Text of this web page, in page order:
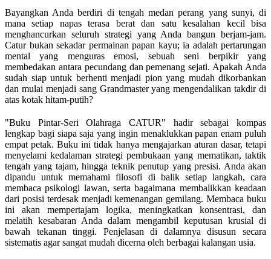
Bayangkan Anda berdiri di tengah medan perang yang sunyi, di
mana setiap napas terasa berat dan satu kesalahan kecil bisa
menghancurkan seluruh strategi yang Anda bangun berjam-jam.
Catur bukan sekadar permainan papan kayu; ia adalah pertarungan
mental yang menguras emosi, sebuah seni berpikir yang
membedakan antara pecundang dan pemenang sejati. Apakah Anda
sudah siap untuk berhenti menjadi pion yang mudah dikorbankan
dan mulai menjadi sang Grandmaster yang mengendalikan takdir di
atas kotak hitam-putih?
"Buku Pintar-Seri Olahraga CATUR" hadir sebagai kompas
lengkap bagi siapa saja yang ingin menaklukkan papan enam puluh
empat petak. Buku ini tidak hanya mengajarkan aturan dasar, tetapi
menyelami kedalaman strategi pembukaan yang mematikan, taktik
tengah yang tajam, hingga teknik penutup yang presisi. Anda akan
dipandu untuk memahami filosofi di balik setiap langkah, cara
membaca psikologi lawan, serta bagaimana membalikkan keadaan
dari posisi terdesak menjadi kemenangan gemilang. Membaca buku
ini akan mempertajam logika, meningkatkan konsentrasi, dan
melatih kesabaran Anda dalam mengambil keputusan krusial di
bawah tekanan tinggi. Penjelasan di dalamnya disusun secara
sistematis agar sangat mudah dicerna oleh berbagai kalangan usia.